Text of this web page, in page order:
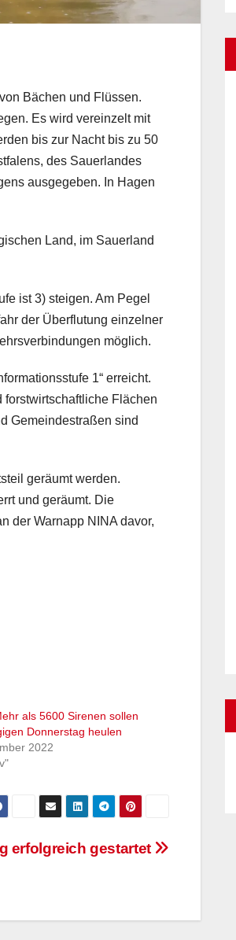
Bächen und Flüssen.
Es wird vereinzelt mit
bis zur Nacht bis zu 50
des Sauerlandes
ausgegeben. In Hagen
Land, im Sauerland
ist 3) steigen. Am Pegel
der Überflutung einzelner
möglich.
1“ erreicht.
forstwirtschaftliche Flächen
Gemeindestraßen sind
geräumt werden.
und geräumt. Die
der Warnapp NINA davor,
als 5600 Sirenen sollen
Donnerstag heulen
2022
erfolgreich gestartet